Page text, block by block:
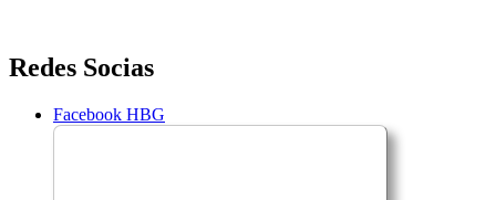
Saltar
para
conteúdo
Redes Socias
Facebook HBG